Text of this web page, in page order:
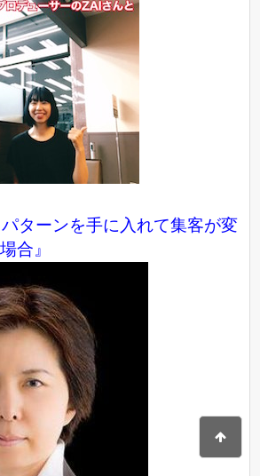
パターンを手に入れて集客が変
合』